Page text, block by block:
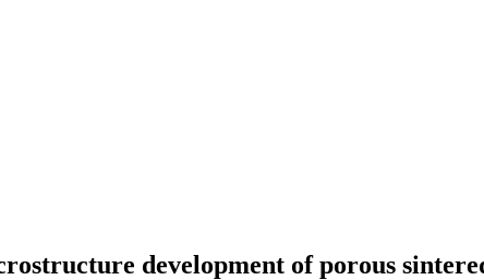
development of porous